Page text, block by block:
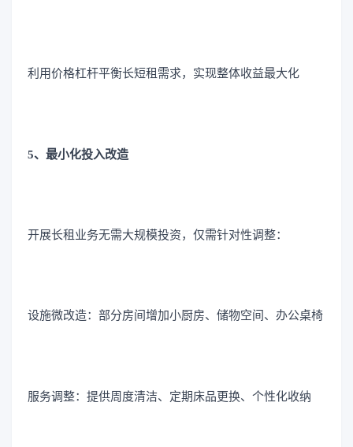
利用价格杠杆平衡长短租需求，实现整体收益最大化
5、最小化投入改造
开展长租业务无需大规模投资，仅需针对性调整：
设施微改造：部分房间增加小厨房、储物空间、办公桌椅
服务调整：提供周度清洁、定期床品更换、个性化收纳